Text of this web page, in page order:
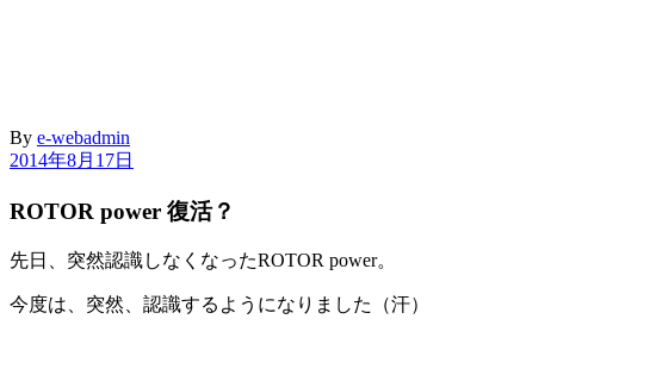
By e-webadmin
2014年8月17日
ROTOR power 復活？
先日、突然認識しなくなったROTOR power。
今度は、突然、認識するようになりました（汗）